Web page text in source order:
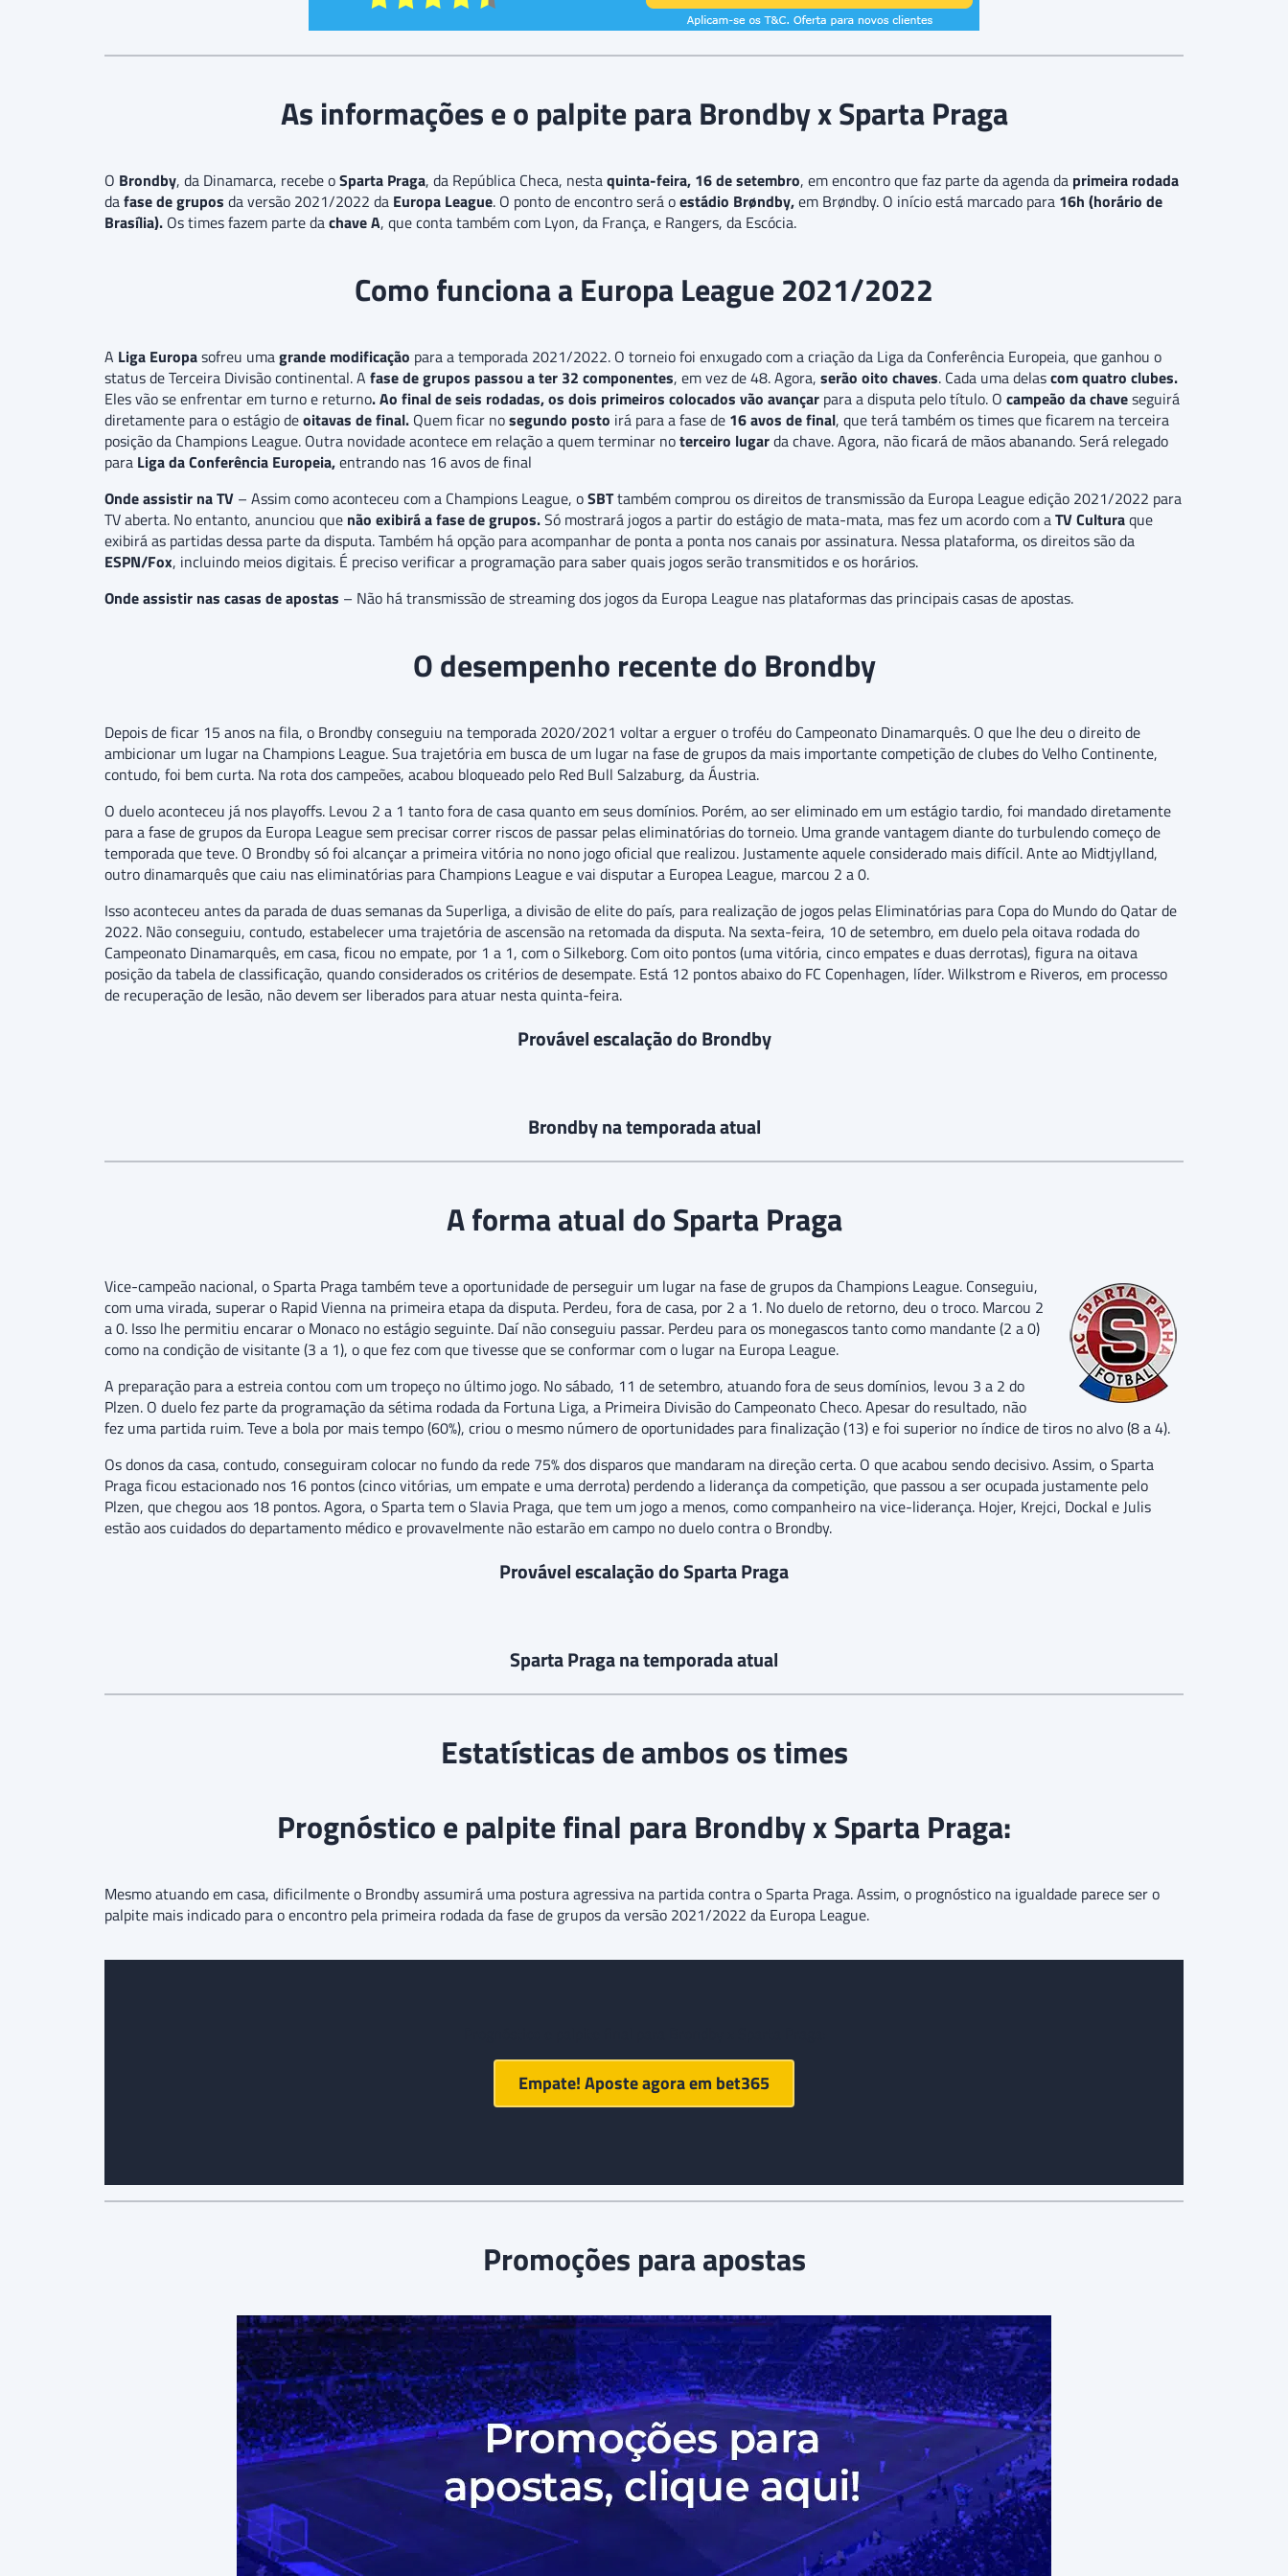
As informações e o palpite para Brondby x Sparta Praga
O Brondby, da Dinamarca, recebe oSparta Praga, da República Checa, nestaquinta-feira, 16 de setembro, em encontro que faz parte da agenda da primeira rodada
dafase de grupos da versão 2021/2022 da Europa League. O ponto de encontro será oestádio Brøndby,em Brøndby. O início está marcado para 16h (horário de
Brasília). Os times fazem parte dachave A, que conta também com Lyon, da França, e Rangers, da Escócia.
Como funciona a Europa League 2021/2022
A Liga Europasofreu umagrande modificação para a temporada 2021/2022. O torneio foi enxugado com a criação da Liga da Conferência Europeia, que ganhou o
status de Terceira Divisão continental. A fase de grupos passou a ter 32 componentes, em vez de 48. Agora, serão oito chaves. Cada uma delascom quatro clubes.
Eles vão se enfrentar em turno e returno. Ao final de seis rodadas, os dois primeiros colocados vão avançar para a disputa pelo título. O campeão da chaveseguirá
diretamente para o estágio deoitavas de final. Quem ficar nosegundo posto irá para a fase de 16 avos de final, que terá também os times que ficarem na terceira
posição da Champions League. Outra novidade acontece em relação a quem terminar noterceiro lugarda chave. Agora, não ficará de mãos abanando. Será relegado
para Liga da Conferência Europeia,entrando nas 16 avos de final
Onde assistir na TV – Assim como aconteceu com a Champions League, oSBTtambém comprou os direitos de transmissão da Europa League edição 2021/2022 para
TV aberta. No entanto, anunciou que não exibirá a fase de grupos.Só mostrará jogos a partir do estágio de mata-mata, mas fez um acordo com aTV Culturaque
exibirá as partidas dessa parte da disputa. Também há opção para acompanhar de ponta a ponta nos canais por assinatura. Nessa plataforma, os direitos são da
ESPN/Fox, incluindo meios digitais. É preciso verificar a programação para saber quais jogos serão transmitidos e os horários.
Onde assistir nas casas de apostas – Não há transmissão de streaming dos jogos da Europa League nas plataformas das principais casas de apostas.
O desempenho recente do Brondby
Depois de ficar 15 anos na fila, o Brondby conseguiu na temporada 2020/2021 voltar a erguer o troféu do Campeonato Dinamarquês. O que lhe deu o direito de
ambicionar um lugar na Champions League. Sua trajetória em busca de um lugar na fase de grupos da mais importante competição de clubes do Velho Continente,
contudo, foi bem curta. Na rota dos campeões, acabou bloqueado pelo Red Bull Salzaburg, da Áustria.
O duelo aconteceu já nos playoffs. Levou 2 a 1 tanto fora de casa quanto em seus domínios. Porém, ao ser eliminado em um estágio tardio, foi mandado diretamente
para a fase de grupos da Europa League sem precisar correr riscos de passar pelas eliminatórias do torneio. Uma grande vantagem diante do turbulendo começo de
temporada que teve. O Brondby só foi alcançar a primeira vitória no nono jogo oficial que realizou. Justamente aquele considerado mais difícil. Ante ao Midtjylland,
outro dinamarquês que caiu nas eliminatórias para Champions League e vai disputar a Europea League, marcou 2 a 0.
Isso aconteceu antes da parada de duas semanas da Superliga, a divisão de elite do país, para realização de jogos pelas Eliminatórias para Copa do Mundo do Qatar de
2022. Não conseguiu, contudo, estabelecer uma trajetória de ascensão na retomada da disputa. Na sexta-feira, 10 de setembro, em duelo pela oitava rodada do
Campeonato Dinamarquês, em casa, ficou no empate, por 1 a 1, com o Silkeborg. Com oito pontos (uma vitória, cinco empates e duas derrotas), figura na oitava
posição da tabela de classificação, quando considerados os critérios de desempate. Está 12 pontos abaixo do FC Copenhagen, líder. Wilkstrom e Riveros, em processo
de recuperação de lesão, não devem ser liberados para atuar nesta quinta-feira.
Provável escalação do Brondby
Brondby na temporada atual
A forma atual do Sparta Praga
Vice-campeão nacional, o Sparta Praga também teve a oportunidade de perseguir um lugar na fase de grupos da Champions League. Conseguiu,
com uma virada, superar o Rapid Vienna na primeira etapa da disputa. Perdeu, fora de casa, por 2 a 1. No duelo de retorno, deu o troco. Marcou 2
a 0. Isso lhe permitiu encarar o Monaco no estágio seguinte. Daí não conseguiu passar. Perdeu para os monegascos tanto como mandante (2 a 0)
como na condição de visitante (3 a 1), o que fez com que tivesse que se conformar com o lugar na Europa League.
A preparação para a estreia contou com um tropeço no último jogo. No sábado, 11 de setembro, atuando fora de seus domínios, levou 3 a 2 do
Plzen. O duelo fez parte da programação da sétima rodada da Fortuna Liga, a Primeira Divisão do Campeonato Checo. Apesar do resultado, não
fez uma partida ruim. Teve a bola por mais tempo (60%), criou o mesmo número de oportunidades para finalização (13) e foi superior no índice de tiros no alvo (8 a 4).
Os donos da casa, contudo, conseguiram colocar no fundo da rede 75% dos disparos que mandaram na direção certa. O que acabou sendo decisivo. Assim, o Sparta
Praga ficou estacionado nos 16 pontos (cinco vitórias, um empate e uma derrota) perdendo a liderança da competição, que passou a ser ocupada justamente pelo
Plzen, que chegou aos 18 pontos. Agora, o Sparta tem o Slavia Praga, que tem um jogo a menos, como companheiro na vice-liderança. Hojer, Krejci, Dockal e Julis
estão aos cuidados do departamento médico e provavelmente não estarão em campo no duelo contra o Brondby.
Provável escalação do Sparta Praga
Sparta Praga na temporada atual
Estatísticas de ambos os times
Prognóstico e palpite final para Brondby x Sparta Praga:
Mesmo atuando em casa, dificilmente o Brondby assumirá uma postura agressiva na partida contra o Sparta Praga. Assim, o prognóstico na igualdade parece ser o
palpite mais indicado para o encontro pela primeira rodada da fase de grupos da versão 2021/2022 da Europa League.
Empate! Aposte agora em bet365
Promoções para apostas